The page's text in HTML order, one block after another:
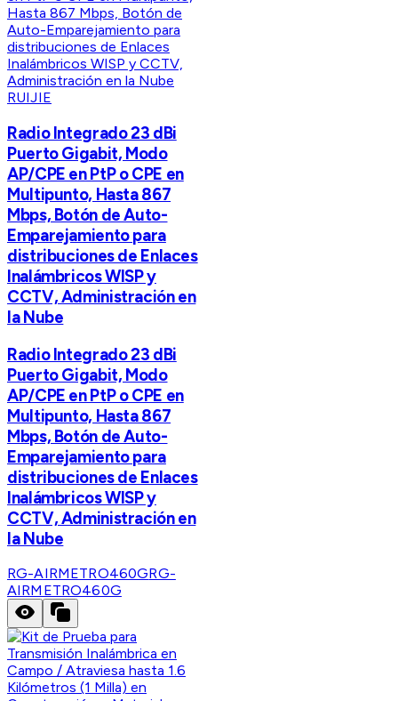
RUIJIE
Radio Integrado 23 dBi
Puerto Gigabit, Modo
AP/CPE en PtP o CPE en
Multipunto, Hasta 867
Mbps, Botón de Auto-
Emparejamiento para
distribuciones de Enlaces
Inalámbricos WISP y
CCTV, Administración en
la Nube
Radio Integrado 23 dBi
Puerto Gigabit, Modo
AP/CPE en PtP o CPE en
Multipunto, Hasta 867
Mbps, Botón de Auto-
Emparejamiento para
distribuciones de Enlaces
Inalámbricos WISP y
CCTV, Administración en
la Nube
RG-AIRMETRO460GRG-
AIRMETRO460G